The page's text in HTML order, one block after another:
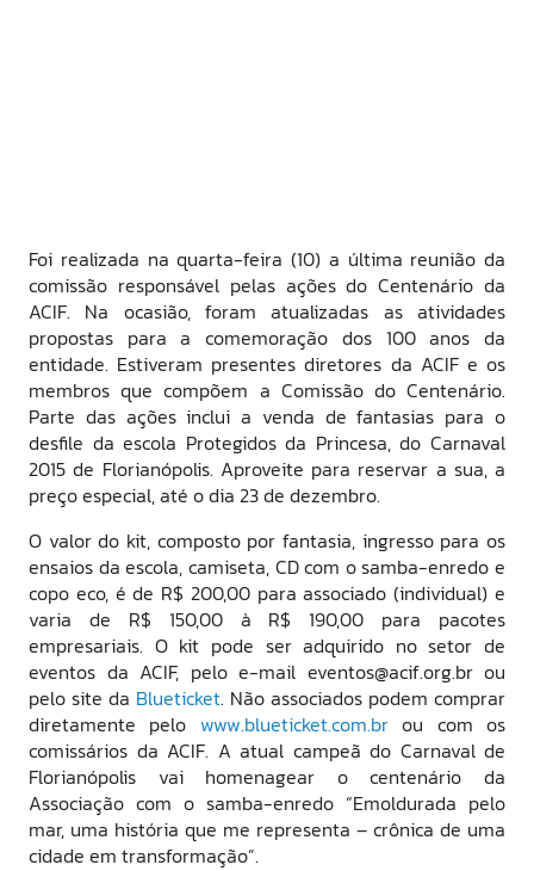
Foi realizada na quarta-feira (10) a última reunião da
comissão responsável pelas ações do Centenário da
ACIF. Na ocasião, foram atualizadas as atividades
propostas para a comemoração dos 100 anos da
entidade. Estiveram presentes diretores da ACIF e os
membros que compõem a Comissão do Centenário.
Parte das ações inclui a venda de fantasias para o
desfile da escola Protegidos da Princesa, do Carnaval
2015 de Florianópolis. Aproveite para reservar a sua, a
preço especial, até o dia 23 de dezembro.
O valor do kit, composto por fantasia, ingresso para os
ensaios da escola, camiseta, CD com o samba-enredo e
copo eco, é de R$ 200,00 para associado (individual) e
varia de R$ 150,00 à R$ 190,00 para pacotes
empresariais. O kit pode ser adquirido no setor de
eventos da ACIF, pelo e-mail eventos@acif.org.br ou
pelo site da Blueticket. Não associados podem comprar
diretamente pelo www.blueticket.com.brou com os
comissários da ACIF. A atual campeã do Carnaval de
Florianópolis vai homenagear o centenário da
Associação com o samba-enredo “Emoldurada pelo
mar, uma história que me representa – crônica de uma
cidade em transformação”.